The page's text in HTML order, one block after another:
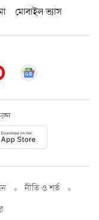
মোবাইল ভ্যাস
নীতি ও শর্ত